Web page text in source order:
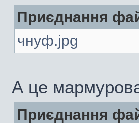
Приєднання
чнуф.jpg
А це мармурова
Приєднання